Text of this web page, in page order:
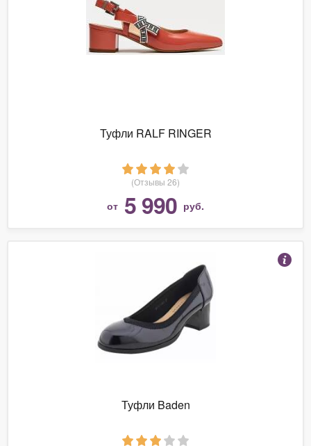
Туфли RALF RINGER
(Отзывы 26)
от 5 990 руб.
Туфли Baden